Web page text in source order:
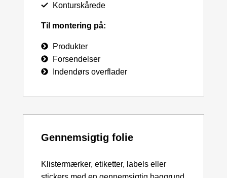
Konturskårede
Til montering på:
Produkter
Forsendelser
Indendørs overflader
Gennemsigtig folie
Klistermærker, etiketter, labels eller